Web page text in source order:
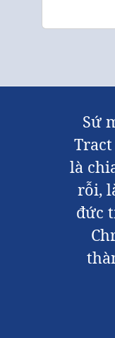
Sứ
là
rỗi,
đức